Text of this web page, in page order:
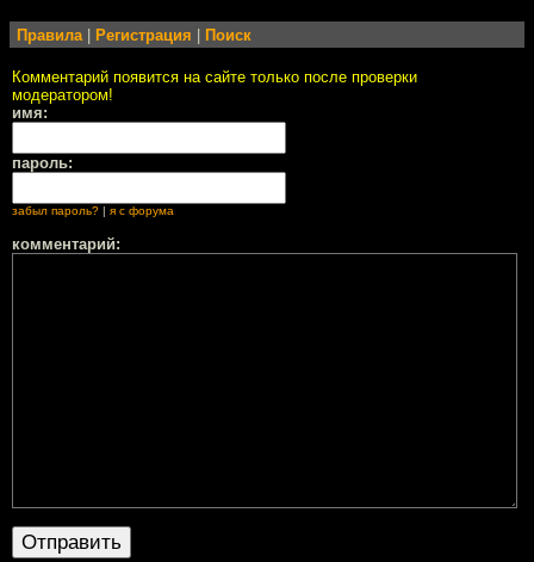
Правила Регистрация Поиск
Комментарий появится на сайте только после проверки
модератором!
имя:
пароль:
забыл пароль? | я с форума
комментарий: